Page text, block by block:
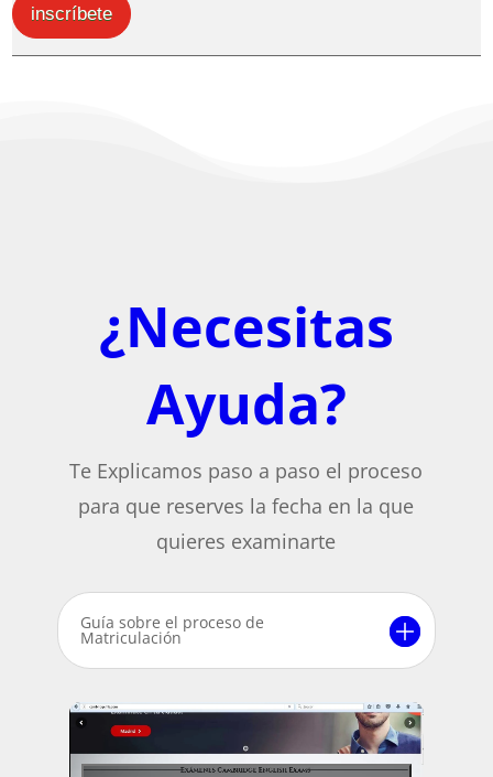
inscríbete
¿Necesitas
Ayuda?
Te Explicamos paso a paso el proceso
para que reserves la fecha en la que
quieres examinarte
Guía sobre el proceso de
Matriculación